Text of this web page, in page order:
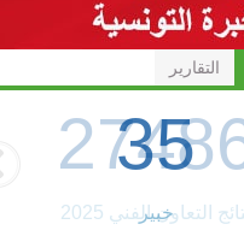
التقارير
35
خبير